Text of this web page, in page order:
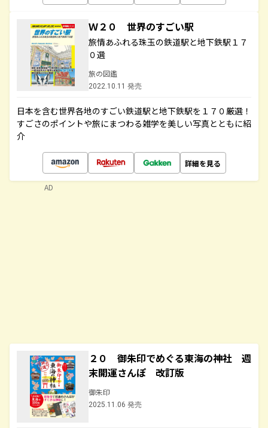
Ｗ２０ 世界のすごい駅
旅情あふれる珠玉の鉄道駅と地下鉄駅１７
０選
旅の図鑑
2022.10.11 発売
日本を含む世界各地のすごい鉄道駅と地下鉄駅を１７０厳選！
すごさのポイントや旅にまつわる雑学を美しい写真とともに紹
介
詳細を見る
２０ 御朱印でめぐる東海の神社 週
末開運さんぽ 改訂版
御朱印
2025.11.06 発売
AD